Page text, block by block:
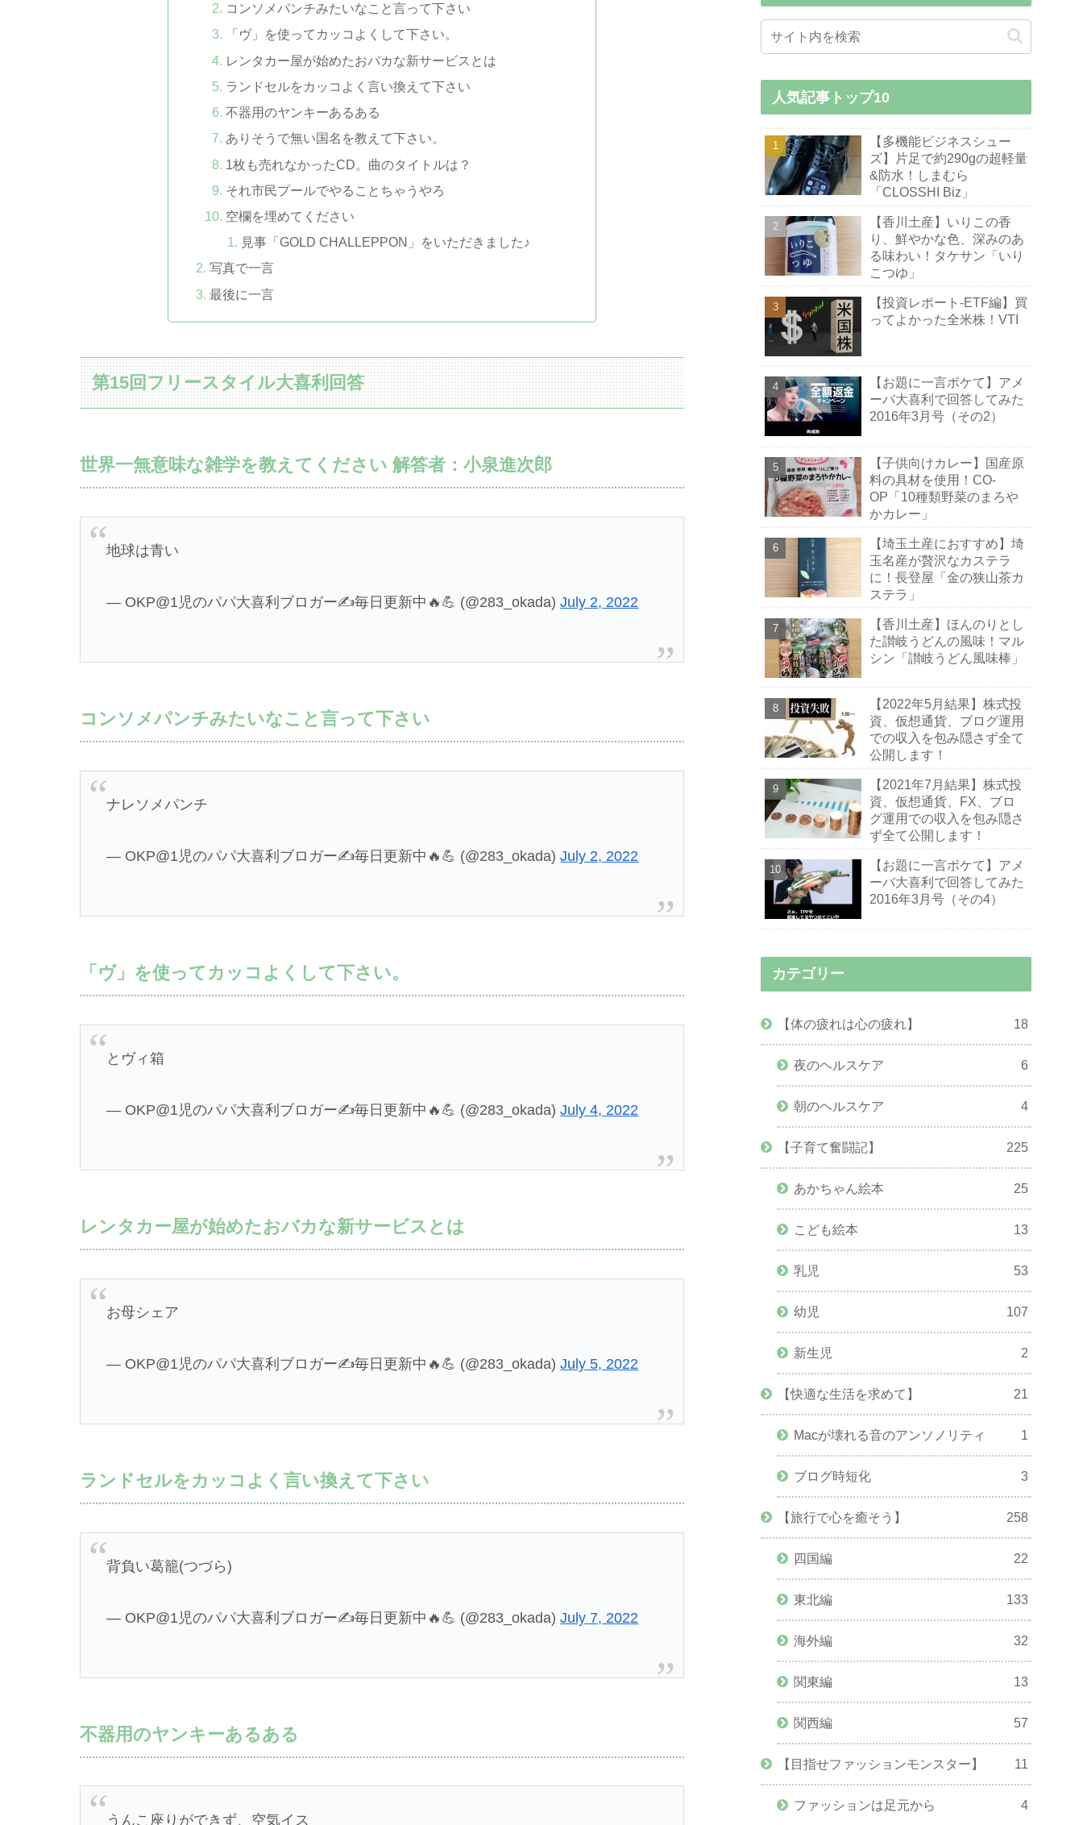
コンソメパンチみたいなこと言って下さい
「ヴ」を使ってカッコよくして下さい。
レンタカー屋が始めたおバカな新サービスとは
ランドセルをカッコよく言い換えて下さい
不器用のヤンキーあるある
ありそうで無い国名を教えて下さい。
1枚も売れなかったCD。曲のタイトルは？
それ市民プールでやることちゃうやろ
空欄を埋めてください
見事「GOLD CHALLEPPON」をいただきました♪
写真で一言
最後に一言
第15回フリースタイル大喜利回答
世界一無意味な雑学を教えてください 解答者：小泉進次郎
地球は青い
— OKP@1児のパパ大喜利ブロガー✍️毎日更新中🔥💪 (@283_okada)July 2, 2022
コンソメパンチみたいなこと言って下さい
ナレソメパンチ
— OKP@1児のパパ大喜利ブロガー✍️毎日更新中🔥💪 (@283_okada)July 2, 2022
「ヴ」を使ってカッコよくして下さい。
とヴィ箱
— OKP@1児のパパ大喜利ブロガー✍️毎日更新中🔥💪 (@283_okada)July 4, 2022
レンタカー屋が始めたおバカな新サービスとは
お母シェア
— OKP@1児のパパ大喜利ブロガー✍️毎日更新中🔥💪 (@283_okada)July 5, 2022
ランドセルをカッコよく言い換えて下さい
背負い葛籠(つづら)
— OKP@1児のパパ大喜利ブロガー✍️毎日更新中🔥💪 (@283_okada)July 7, 2022
不器用のヤンキーあるある
うんこ座りができず、空気イス
人気記事トップ10
【多機能ビジネスシュー
ズ】片足で約290gの超軽量
&防水！しまむら
「CLOSSHI Biz」
【香川土産】いりこの香
り、鮮やかな色、深みのあ
る味わい！タケサン「いり
こつゆ」
【投資レポート-ETF編】買
ってよかった全米株！VTI
【お題に一言ボケて】アメ
ーバ大喜利で回答してみた
2016年3月号（その2）
【子供向けカレー】国産原
料の具材を使用！CO-
OP「10種類野菜のまろや
かカレー」
【埼玉土産におすすめ】埼
玉名産が贅沢なカステラ
に！長登屋「金の狭山茶カ
ステラ」
【香川土産】ほんのりとし
た讃岐うどんの風味！マル
シン「讃岐うどん風味棒」
【2022年5月結果】株式投
資、仮想通貨、ブログ運用
での収入を包み隠さず全て
公開します！
【2021年7月結果】株式投
資、仮想通貨、FX、ブロ
グ運用での収入を包み隠さ
ず全て公開します！
【お題に一言ボケて】アメ
ーバ大喜利で回答してみた
2016年3月号（その4）
カテゴリー
【体の疲れは心の疲れ】 18
夜のヘルスケア 6
朝のヘルスケア 4
【子育て奮闘記】 225
あかちゃん絵本 25
こども絵本 13
乳児 53
幼児 107
新生児 2
【快適な生活を求めて】 21
Macが壊れる音のアンソノリティ 1
ブログ時短化 3
【旅行で心を癒そう】 258
四国編 22
東北編 133
海外編 32
関東編 13
関西編 57
【目指せファッションモンスター】 11
ファッションは足元から 4